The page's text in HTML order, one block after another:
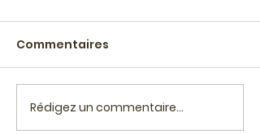
Commentaires
Rédigez un commentaire...